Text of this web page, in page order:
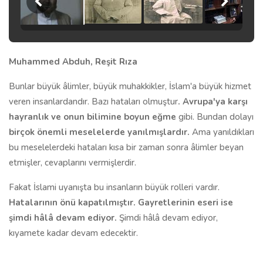
Muhammed Abduh, Reşit Rıza
Bunlar büyük âlimler, büyük muhakkikler, İslam'a büyük hizmet
veren insanlardandır. Bazı hataları olmuştur. Avrupa'ya karşı
hayranlık ve onun bilimine boyun eğme gibi. Bundan dolayı
birçok önemli meselelerde yanılmışlardır. Ama yanıldıkları
bu meselelerdeki hataları kısa bir zaman sonra âlimler beyan
etmişler, cevaplarını vermişlerdir.
Fakat İslami uyanışta bu insanların büyük rolleri vardır.
Hatalarının önü kapatılmıştır. Gayretlerinin eseri ise
şimdi hâlâ devam ediyor. Şimdi hâlâ devam ediyor,
kıyamete kadar devam edecektir.